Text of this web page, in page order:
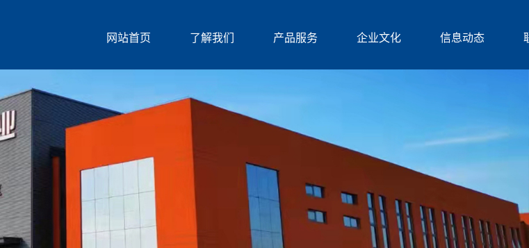
网站首页 了解我们 产品服务 企业文化 信息动态